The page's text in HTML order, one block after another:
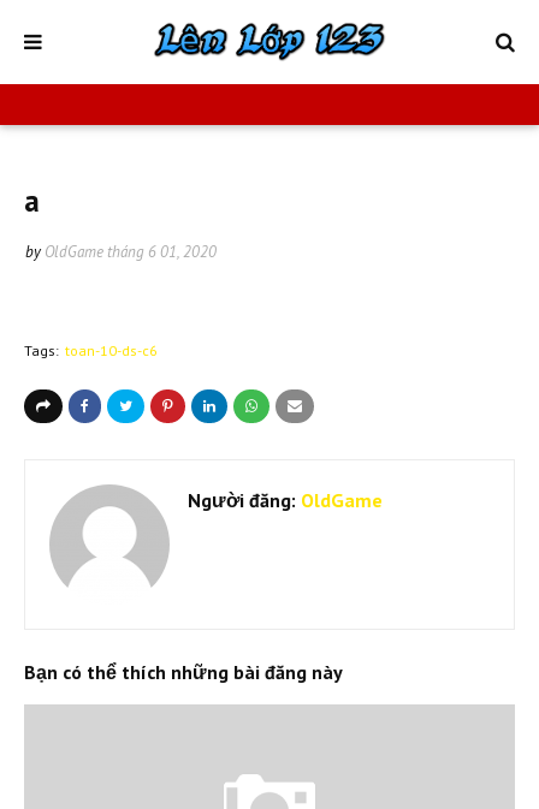
a
by OldGame tháng 6 01, 2020
Tags: toan-10-ds-c6
Người đăng: OldGame
Bạn có thể thích những bài đăng này